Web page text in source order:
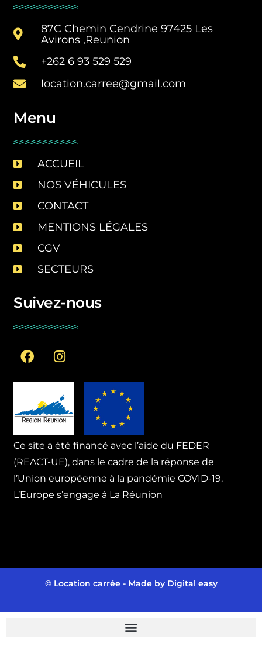
87C Chemin Cendrine 97425 Les
Avirons ,Reunion
+262 6 93 529 529
location.carree@gmail.com
Menu
ACCUEIL
NOS VÉHICULES
CONTACT
MENTIONS LÉGALES
CGV
SECTEURS
Suivez-nous
Ce site a été financé avec l’aide du FEDER
(REACT-UE), dans le cadre de la réponse de
l’Union européenne à la pandémie COVID-19.
L’Europe s’engage à La Réunion
© Location carrée - Made by Digital easy